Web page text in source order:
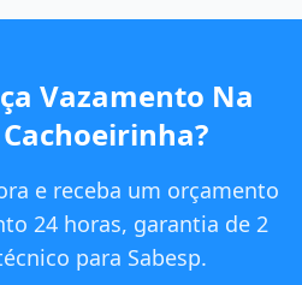
Vazamento Na
e receba um orçamento
24 horas, garantia de 2
para Sabesp.